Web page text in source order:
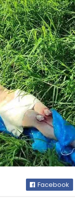
Facebook